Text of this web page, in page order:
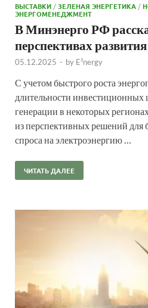
ВЫСТАВКИ /ЗЕЛЕНАЯ ЭНЕРГЕТИКА /
ЭНЕРГОМЕНЕДЖМЕНТ
В Минэнерго РФ
перспективах
05.12.2025 - by E²nergy
С учетом быстрого роста
длительности инвестиционных
генерации в некоторых
из перспективных решений для
спроса на электроэнергию …
ЧИТАТЬ ДАЛЕЕ